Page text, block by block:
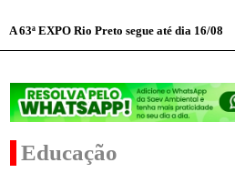
A 63ª EXPO Rio Preto segue até dia 16/08
Educação